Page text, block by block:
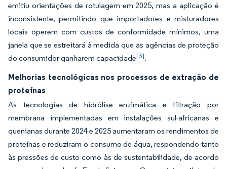
emitiu orientações de rotulagem em 2025, mas a aplicação é
inconsistente, permitindo que importadores e misturadores
locais operem com custos de conformidade mínimos, uma
janela que se estreitará à medida que as agências de proteção
do consumidor ganharem capacidade[3].
Melhorias tecnológicas nos processos de extração de
proteínas
As tecnologias de hidrólise enzimática e filtração por
membrana implementadas em instalações sul-africanas e
quenianas durante 2024 e 2025 aumentaram os rendimentos de
proteínas e reduziram o consumo de água, respondendo tanto
às pressões de custo como às de sustentabilidade, de acordo